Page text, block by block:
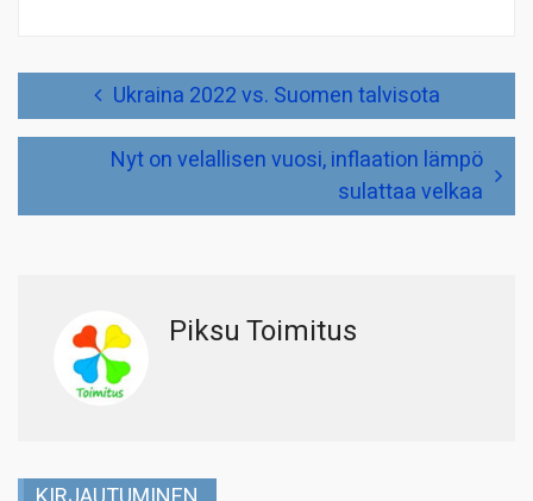
Ukraina 2022 vs. Suomen talvisota
Nyt on velallisen vuosi, inflaation lämpö
sulattaa velkaa
Piksu Toimitus